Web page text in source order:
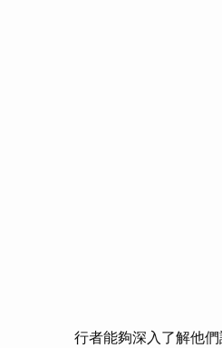
行者能夠深入了解他